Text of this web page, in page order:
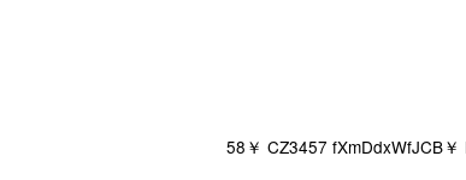
58￥ CZ3457 fXmDdxWfJCB